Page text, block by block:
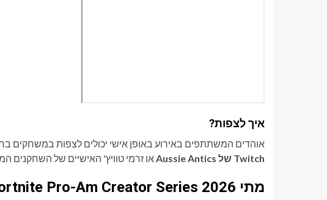
איך לצפות?
אוהדים המשתתפים באירוע באופן אישי יכולים לצפות במשחקים
Twitch של Aussie Antics
או זרמי טוויץ' האישיים של השחקנים
מתי Fortnite Pro-Am Creator Series 2026?